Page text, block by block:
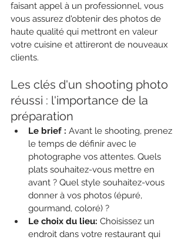
faisant appel à un professionnel, vous
vous assurez d'obtenir des photos de
haute qualité qui mettront en valeur
votre cuisine et attireront de nouveaux
clients.
Les clés d'un shooting photo
réussi : l'importance de la
préparation
Le brief : Avant le shooting, prenez
le temps de définir avec le
photographe vos attentes. Quels
plats souhaitez-vous mettre en
avant ? Quel style souhaitez-vous
donner à vos photos (épuré,
gourmand, coloré) ?
Le choix du lieu: Choisissez un
endroit dans votre restaurant qui